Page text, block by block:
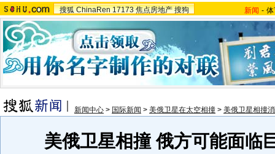
搜狐 ChinaRen 17173 焦点房地产 搜狗 新闻 -
新闻中心 > 国际新闻 > 美俄卫星在太空相撞 > 美俄卫星相撞
美俄卫星相撞 俄方可能面临